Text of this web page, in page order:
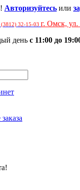
Авторизуйтесь или
(3812) 32-15-03 г. Омск, ул.
день с 11:00 до